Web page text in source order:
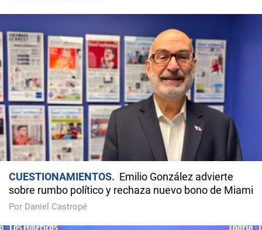
CUESTIONAMIENTOS
Emilio González advierte
sobre rumbo político y rechaza nuevo bono de Miami
Por Daniel Castropé